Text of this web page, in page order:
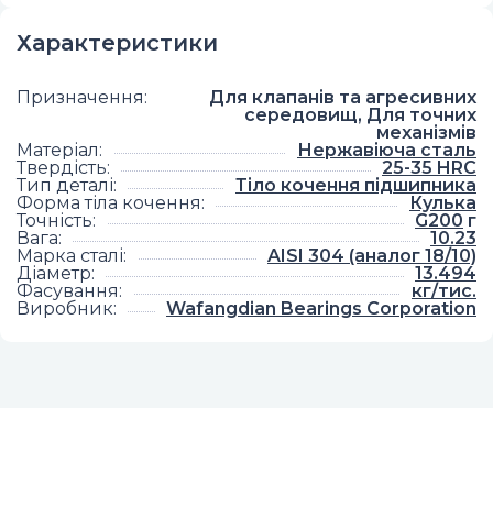
Характеристики
Призначення:
Для клапанів та агресивних
середовищ, Для точних
механізмів
Матеріал:
Нержавіюча сталь
Твердість:
25-35 HRC
Тип деталі:
Тіло кочення підшипника
Форма тіла кочення:
Кулька
Точність: G200 г
Вага:
10.23
Марка сталі:
AISI 304 (аналог 18/10)
Діаметр:
13.494
Фасування:
кг/тис.
Виробник: Wafangdian Bearings Corporation